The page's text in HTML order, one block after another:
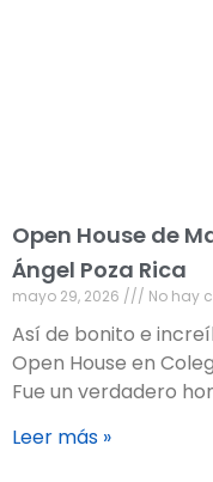
Open House de
Ángel Poza Rica
mayo 29, 2026 No hay
Así de bonito e
Open House en
Fue un verdadero
Leer más »